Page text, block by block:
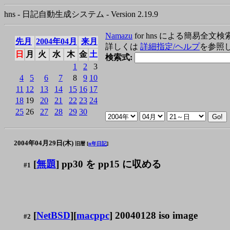
hns - 日記自動生成システム - Version 2.19.9
先月 2004年04月
来月
日
月 火 水 木 金 土
1
2
3
4
5 6 7 8 9 10
11 12 13 14 15 16 17
18 19 20 21 22 23 24
25 26 27 28 29 30
Namazu for hns による簡易全文検
詳しくは 詳細指定/ヘルプを参照
検索式:
2004年04月29日(木) 旧暦 [n年日記]
#1 [無題] pp30 を pp15 に収める
#2 [NetBSD][macppc] 20040128 iso image